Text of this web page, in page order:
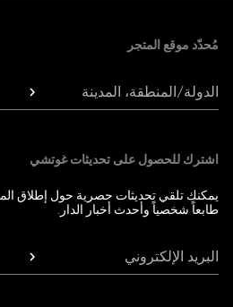
مُحدّد موقع المتجر
الدولة/المنطقة، المدينة
اشترك للحصول على تحديثات غوتشي
يمكنك تلقي تحديثات حصرية حول إطلاق
طابعاً شخصياً وأحدث أخبار الدار.
البريد الإلكتروني